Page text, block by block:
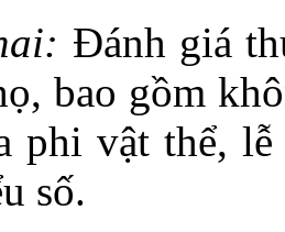
Đánh giá
bao gồm
phi vật thể,
số.